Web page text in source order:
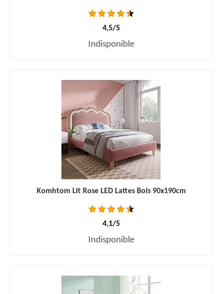
4,5/5
Indisponible
Komhtom Lit Rose LED Lattes Bois 90x190cm
4,1/5
Indisponible